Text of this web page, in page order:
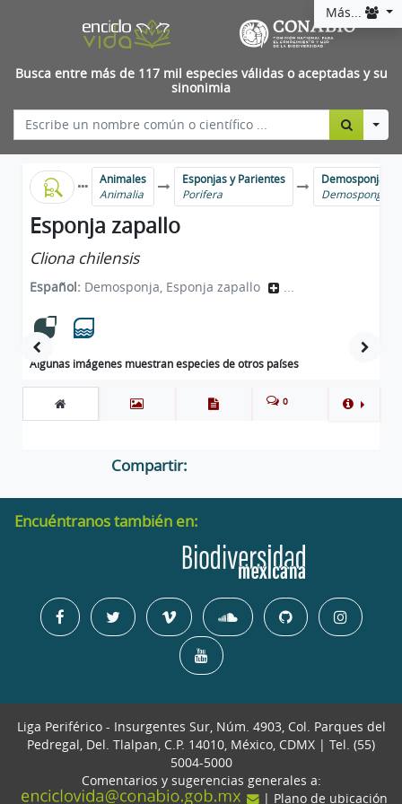
Más...
Busca entre más de 117 mil especies válidas o aceptadas y su
sinonimia
Animales
Animalia
Esponjas y Parientes
Porifera
Demosponjas
Demospongiae
Esponja zapallo
Cliona chilensis
Español: Demosponja, Esponja zapallo ...
Algunas imágenes muestran especies de otros países
0
Compartir:
Encuéntranos también en:
Liga Periférico - Insurgentes Sur, Núm. 4903, Col. Parques del
Pedregal, Del. Tlalpan, C.P. 14010, México, CDMX | Tel. (55)
5004-5000
Comentarios y sugerencias generales a:
| Plano de ubicación